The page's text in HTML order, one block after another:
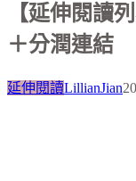
【延伸閱讀
＋分潤連結
延伸閱讀LillianJian